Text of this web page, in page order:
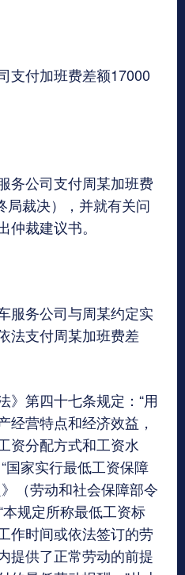
支付加班费差额17000
务公司支付周某加班费
局裁决），并就有关问
裁建议书。
服务公司与周某约定实
法支付周某加班费差
》第四十七条规定：“用
经营特点和经济效益，
资分配方式和工资水
国家实行最低工资保障
（劳动和社会保障部令
规定所称最低工资标
作时间或依法签订的劳
提供了正常劳动的前提